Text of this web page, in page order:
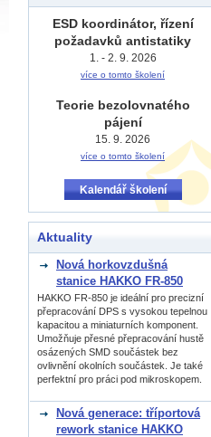
ESD koordinátor, řízení
požadavků antistatiky
1. - 2. 9. 2026
více o tomto školení
Teorie bezolovnatého
pájení
15. 9. 2026
více o tomto školení
Kalendář školení
Aktuality
Nová horkovzdušná
stanice HAKKO FR-850
HAKKO FR-850 je ideální pro precizní
přepracování DPS s vysokou tepelnou
kapacitou a miniaturních komponent.
Umožňuje přesné přepracování hustě
osázených SMD součástek bez
ovlivnění okolních součástek. Je také
perfektní pro práci pod mikroskopem.
Nová generace: tříportová
rework stanice HAKKO